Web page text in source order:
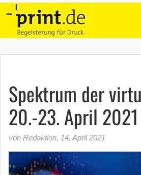
Spektrum der
20.-23. April 2021
von Redaktion, 14. April 2021